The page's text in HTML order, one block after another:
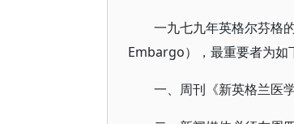
一九七九年英格尔芬格
Embargo），最重要者为如
一、周刊《新英格兰医